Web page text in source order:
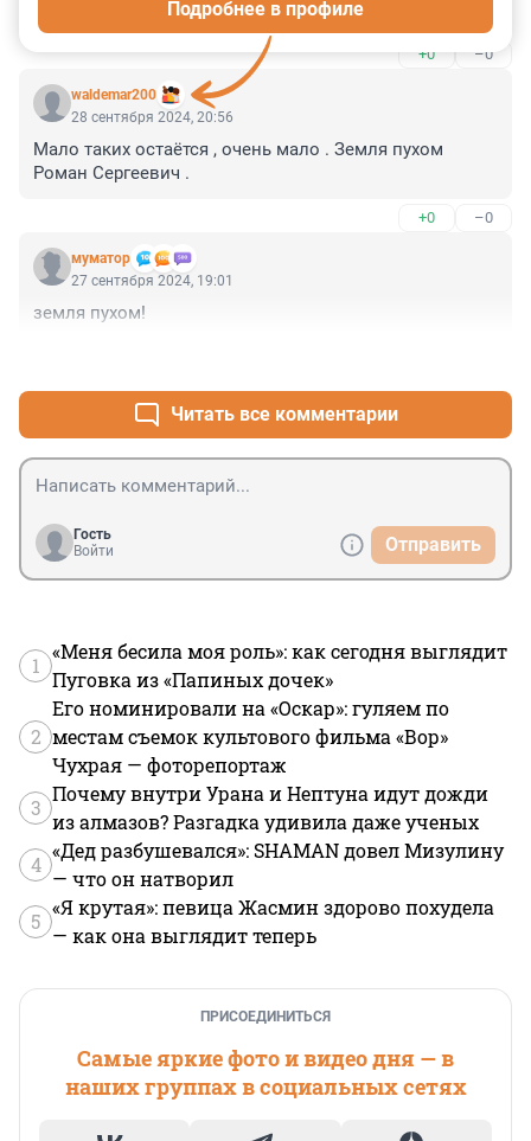
+0 –0
waldemar200
Подробнее в профиле
28 сентября 2024, 20:56
Мало таких остаётся , очень мало . Земля пухом
Роман Сергеевич .
+0 –0
муматор
27 сентября 2024, 19:01
земля пухом!
Читать все комментарии
Гость
Войти
Отправить
1
«Меня бесила моя роль»: как сегодня выглядит
Пуговка из «Папиных дочек»
2
Его номинировали на «Оскар»: гуляем по
местам съемок культового фильма «Вор»
Чухрая — фоторепортаж
3
Почему внутри Урана и Нептуна идут дожди
из алмазов? Разгадка удивила даже ученых
4
«Дед разбушевался»: SHAMAN довел Мизулину
— что он натворил
5
«Я крутая»: певица Жасмин здорово похудела
— как она выглядит теперь
ПРИСОЕДИНИТЬСЯ
Самые яркие фото и видео дня — в
наших группах в социальных сетях